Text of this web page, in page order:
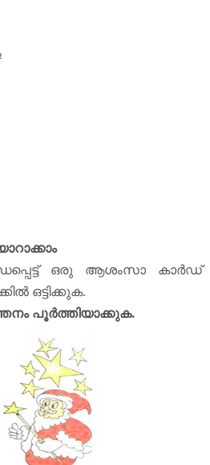
ഒരു ആശംസാ കാർഡ്
ഒട്ടിക്കുക.
പൂർത്തിയാക്കുക.